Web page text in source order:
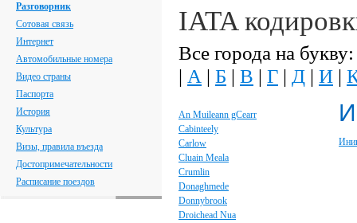
Разговорник
Сотовая связь
Интернет
Автомобильные номера
Видео страны
Паспорта
История
Культура
Визы, правила въезда
Достопримечательности
Расписание поездов
IATA
Все города на букву:
| А | Б | В | Г | Д | И |
An Muileann gCearr
Cabinteely
Carlow
Cluain Meala
Crumlin
Donaghmede
Donnybrook
Droichead Nua
И